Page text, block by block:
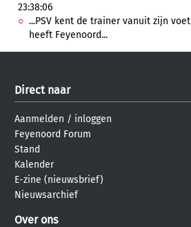
23:38:06
...PSV kent de trainer vanuit zijn voet
heeft Feyenoord...
Direct naar
Aanmelden / inloggen
Feyenoord Forum
Stand
Kalender
E-zine (nieuwsbrief)
Nieuwsarchief
Over ons